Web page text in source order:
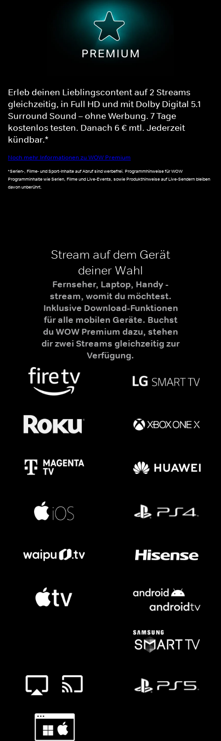
Erleb deinen Lieblingscontent auf 2 Streams
gleichzeitig, in Full HD und mit Dolby Digital 5.1
Surround Sound – ohne Werbung. 7 Tage
kostenlos testen. Danach 6 € mtl. Jederzeit
kündbar.*
Noch mehr Informationen zu WOW Premium
*Serien-, Filme- und Sport-Inhalte auf Abruf sind werbefrei. Programmhinweise für WOW
Programminhalte wie Serien, Filme und Live-Events, sowie Produkthinweise auf Live-Sendern bleiben
davon unberührt.
Stream auf dem Gerät
deiner Wahl
Fernseher, Laptop, Handy -
stream, womit du möchtest.
Inklusive Download-Funktionen
für alle mobilen Geräte. Buchst
du WOW Premium dazu, stehen
dir zwei Streams gleichzeitig zur
Verfügung.